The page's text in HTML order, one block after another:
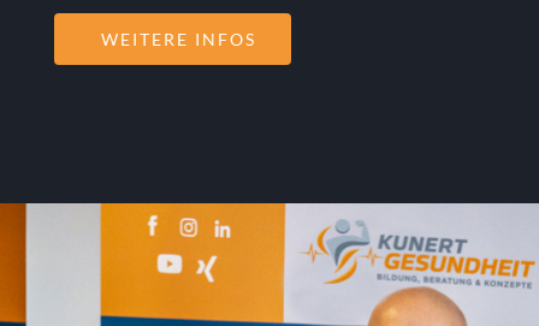
WEITERE INFOS